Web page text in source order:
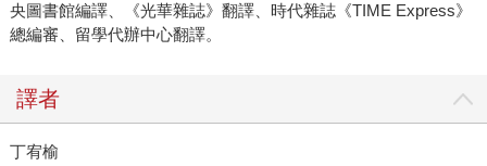
央圖書館編譯、《光華雜誌》翻譯、時代雜誌《TIME Express》
總編審、留學代辦中心翻譯。
譯者
丁宥榆